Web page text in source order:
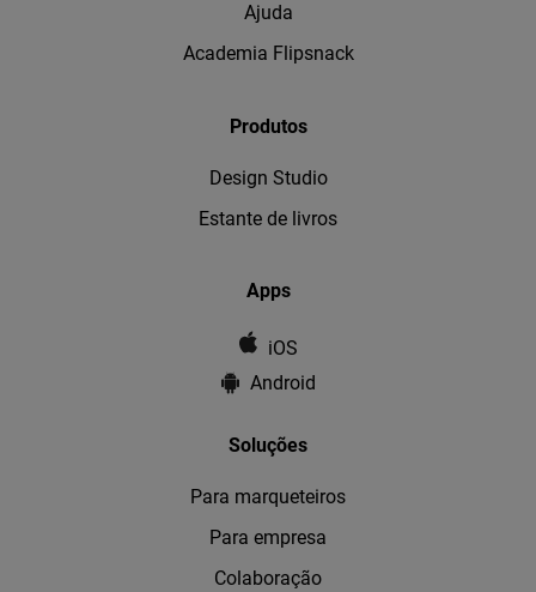
Ajuda
Academia Flipsnack
Produtos
Design Studio
Estante de livros
Apps
iOS
Android
Soluções
Para marqueteiros
Para empresa
Colaboração